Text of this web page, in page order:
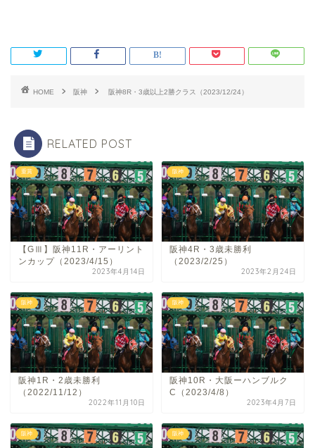
HOME 阪神 阪神8R・3歳以上2勝クラス（2023/12/24）
RELATED POST
重賞
【GⅢ】阪神11R・アーリント
ンカップ（2023/4/15）
2023年4月14日
阪神
阪神4R・3歳未勝利
（2023/2/25）
2023年2月24日
阪神
阪神1R・2歳未勝利
（2022/11/12）
2022年11月10日
阪神
阪神10R・大阪ーハンブルク
C（2023/4/8）
2023年4月7日
阪神 阪神